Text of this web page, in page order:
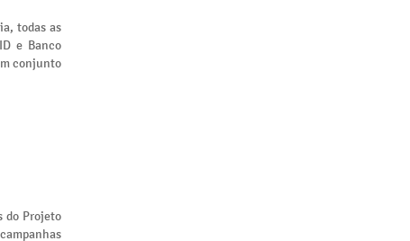
todas as
e Banco
conjunto
do Projeto